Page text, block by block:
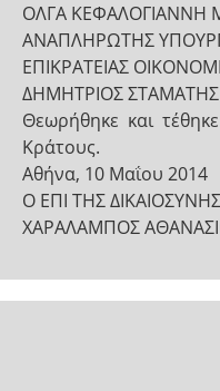
ΟΛΓΑ ΚΕΦΑΛΟΓΙΑΝΝΗ
ΑΝΑΠΛΗΡΩΤΗΣ
ΕΠΙΚΡΑΤΕΙΑΣ
ΔΗΜΗΤΡΙΟΣ
Θεωρήθηκε και
Κράτους.
Αθήνα, 10 Μαΐου 2014
Ο ΕΠΙ ΤΗΣ
ΧΑΡΑΛΑΜΠΟΣ